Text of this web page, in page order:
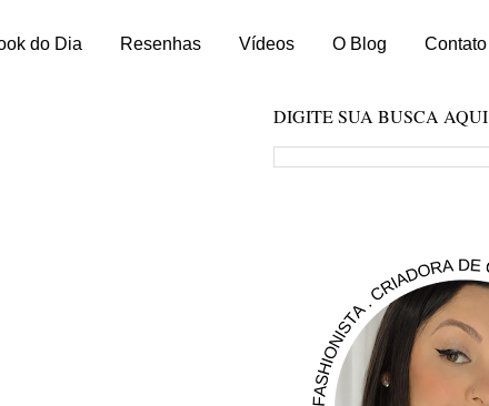
do Dia Resenhas Vídeos O Blog Contato
DIGITE SUA BUSCA AQUI